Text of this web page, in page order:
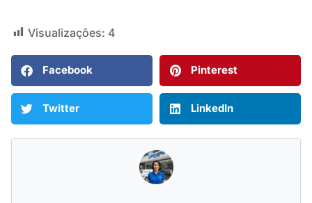
Visualizações: 4
Facebook Pinterest
Twitter LinkedIn